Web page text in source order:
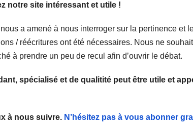
notre site intéressant et utile !
a amené à nous interroger sur la pertinence et
/ réécritures ont été nécessaires. Nous ne
à prendre un peu de recul afin d’ouvrir le débat.
spécialisé et de qualitité peut être utile et
à nous suivre. N’hésitez pas à vous abonner